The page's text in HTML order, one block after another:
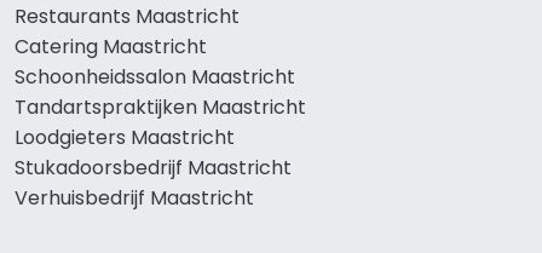
Restaurants Maastricht
Catering Maastricht
Schoonheidssalon Maastricht
Tandartspraktijken Maastricht
Loodgieters Maastricht
Stukadoorsbedrijf Maastricht
Verhuisbedrijf Maastricht